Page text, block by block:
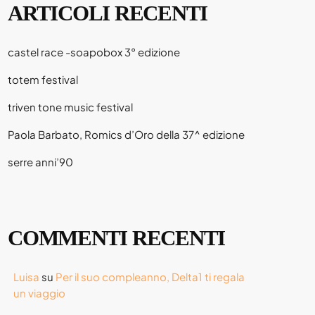
ARTICOLI RECENTI
castel race -soapobox 3° edizione
totem festival
triven tone music festival
Paola Barbato, Romics d’Oro della 37^ edizione
serre anni’90
COMMENTI RECENTI
Luisa su Per il suo compleanno, Delta1 ti regala
un viaggio